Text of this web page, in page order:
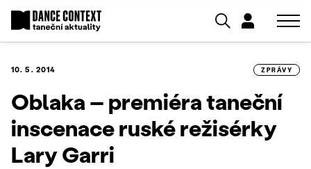
10. 5. 2014 ZPRÁVY
Oblaka – premiéra taneční
inscenace ruské režisérky
Lary Garri